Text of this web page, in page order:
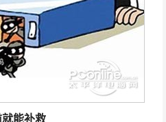
能补救